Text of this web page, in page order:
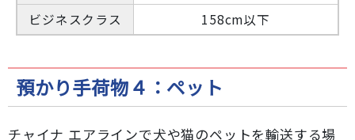
ビジネスクラス 158cm以下
預かり手荷物４：ペット
チャイナ エアラインで犬や猫のペットを輸送する場